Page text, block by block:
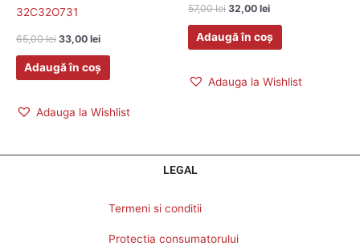
32C32O731
65,00lei 33,00 lei
Adaugă în coș
Adauga la Wishlist
57,00lei 32,00 lei
Adaugă în coș
Adauga la Wishlist
LEGAL
Termeni si conditii
Protectia consumatorului